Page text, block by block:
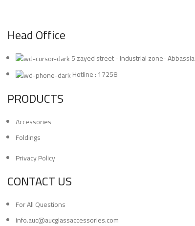
Head Office
5 zayed street - Industrial zone- Abbassia
Hotline : 17258
PRODUCTS
Accessories
Foldings
Privacy Policy
CONTACT US
For All Questions
info.auc@aucglassaccessories.com